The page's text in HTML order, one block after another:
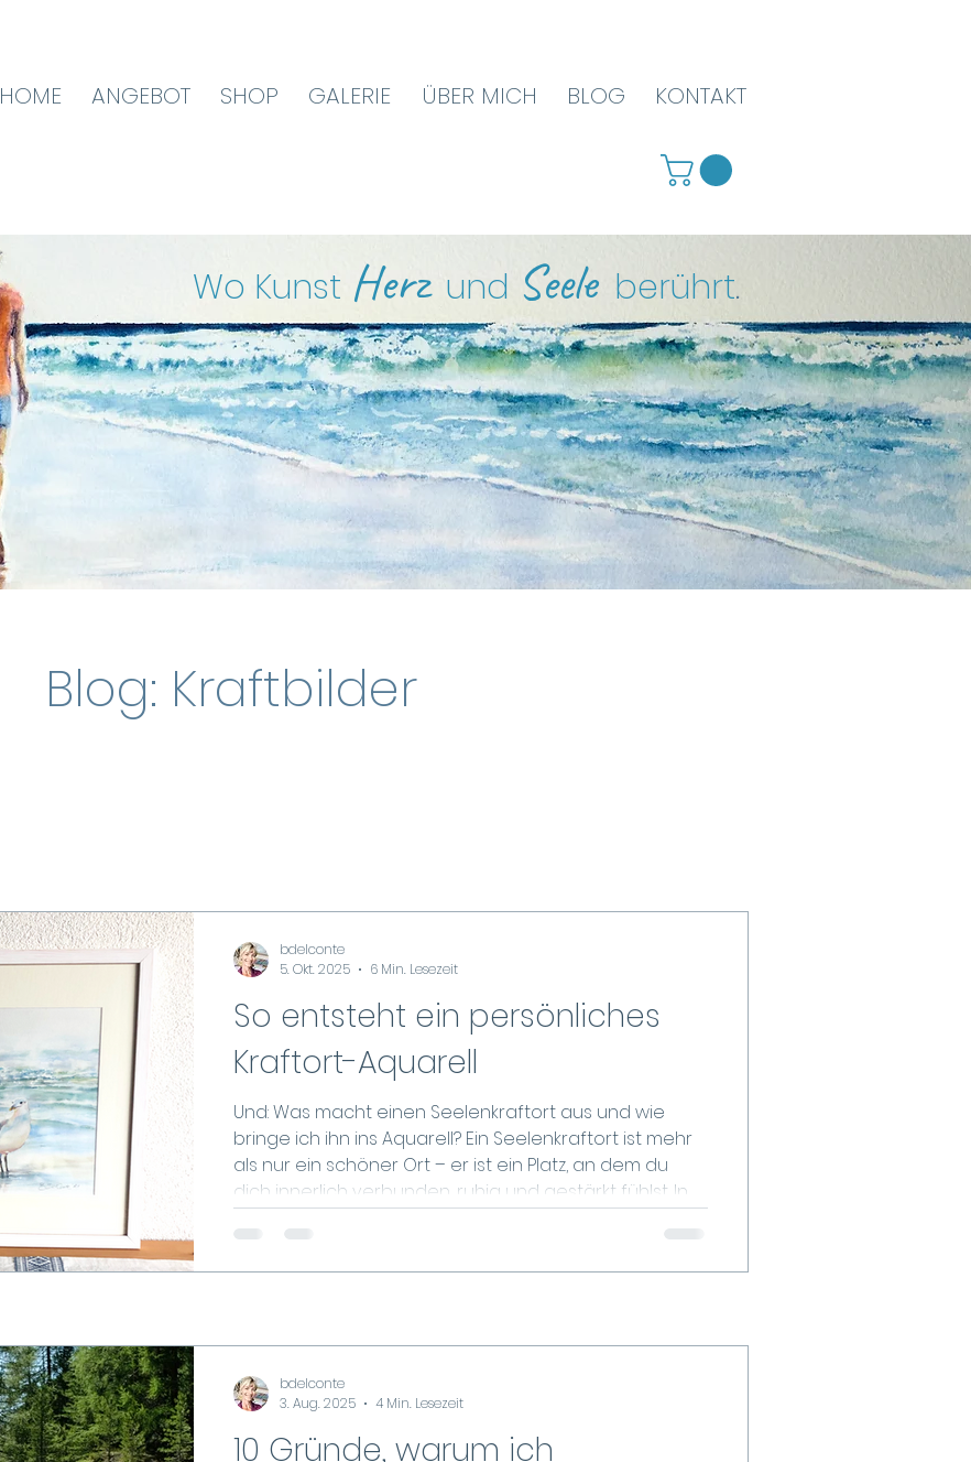
HOME ANGEBOT SHOP GALERIE ÜBER MICH BLOG KONTAKT
Wo Kunst Herz und Seele berührt.
Blog: Kraftbilder
So entsteht ein persönliches
Kraftort-Aquarell
Und: Was macht einen Seelenkraftort aus und wie
bringe ich ihn ins Aquarell? Ein Seelenkraftort ist mehr
als nur ein schöner Ort – er ist ein Platz, an dem du
dich innerlich verbunden, ruhig und gestärkt fühlst. In
Energie sichtbar machen: die Harmonie zwischen
Farbe, Gefühl und Raum. Erfahre in diesem Beitrag,
entdecken. Am Torre di San
bdelconte
5. Okt. 2025
6 Min. Lesezeit
10 Gründe, warum ich
bdelconte
3. Aug. 2025
4 Min. Lesezeit